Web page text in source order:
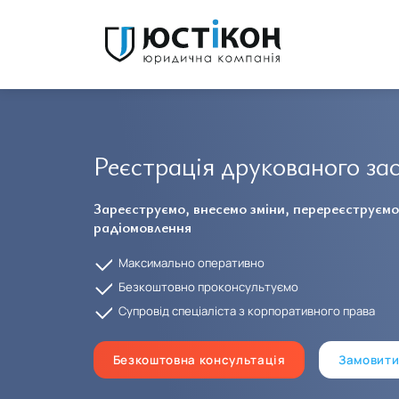
Реєстрація друкованого
Зареєструємо, внесемо зміни,
радіомовлення
Максимально оперативно
Безкоштовно проконсультуємо
Супровід спеціаліста з корпоративного права
Безкоштовна консультація
Tatiana Courvoisier
работу в получении документов. Буду обращаться в
и рекомендую всем.